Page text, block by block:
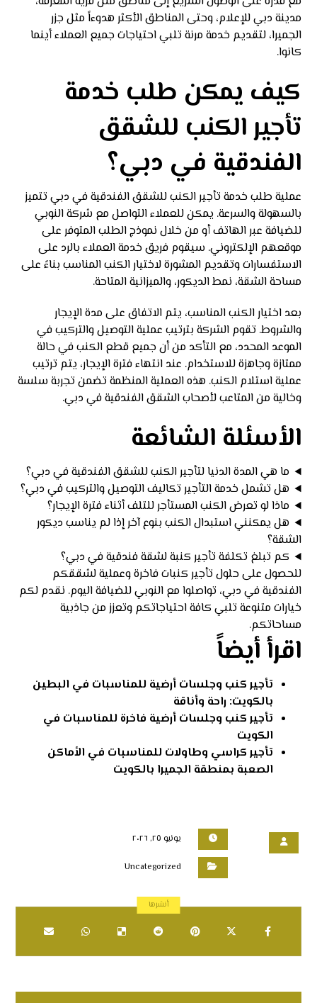
مدينة دبي للإعلام، وحتى المناطق الأكثر هدوءاً مثل جزر
الجميرا، لتقديم خدمة مرنة تلبي احتياجات جميع العملاء أينما
كانوا.
كيف يمكن طلب خدمة
تأجير الكنب للشقق
الفندقية في دبي؟
عملية طلب خدمة تأجير الكنب للشقق الفندقية في دبي تتميز
بالسهولة والسرعة. يمكن للعملاء التواصل مع شركة النوبي
للضيافة عبر الهاتف أو من خلال نموذج الطلب المتوفر على
موقعهم الإلكتروني. سيقوم فريق خدمة العملاء بالرد على
الاستفسارات وتقديم المشورة لاختيار الكنب المناسب بناءً على
مساحة الشقة، نمط الديكور، والميزانية المتاحة.
بعد اختيار الكنب المناسب، يتم الاتفاق على مدة الإيجار
والشروط. تقوم الشركة بترتيب عملية التوصيل والتركيب في
الموعد المحدد، مع التأكد من أن جميع قطع الكنب في حالة
ممتازة وجاهزة للاستخدام. عند انتهاء فترة الإيجار، يتم ترتيب
عملية استلام الكنب. هذه العملية المنظمة تضمن تجربة سلسة
وخالية من المتاعب لأصحاب الشقق الفندقية في دبي.
الأسئلة الشائعة
ما هي المدة الدنيا لتأجير الكنب للشقق الفندقية في دبي؟
هل تشمل خدمة التأجير تكاليف التوصيل والتركيب في دبي؟
ماذا لو تعرض الكنب المستأجر للتلف أثناء فترة الإيجار؟
هل يمكنني استبدال الكنب بنوع آخر إذا لم يناسب ديكور
الشقة؟
كم تبلغ تكلفة تأجير كنبة لشقة فندقية في دبي؟
للحصول على حلول تأجير كنبات فاخرة وعملية لشققكم
الفندقية في دبي، تواصلوا مع النوبي للضيافة اليوم. نقدم لكم
خيارات متنوعة تلبي كافة احتياجاتكم وتعزز من جاذبية
مساحاتكم.
اقرأ أيضاً
تأجير كنب وجلسات أرضية للمناسبات في البطين
بالكويت: راحة وأناقة
تأجير كنب وجلسات أرضية فاخرة للمناسبات في
الكويت
تأجير كراسي وطاولات للمناسبات في الأماكن
الصعبة بمنطقة الجميرا بالكويت
يونيو ٢٥, ٢٠٢٦
Uncategorized